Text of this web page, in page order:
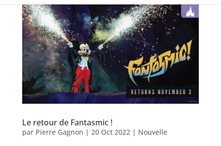
Le retour de Fantasmic !
par Pierre Gagnon | 20 Oct 2022 | Nouvelle